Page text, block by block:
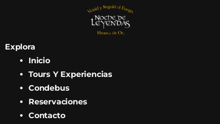
Explora
Inicio
Tours Y Experiencias
Condebus
Reservaciones
Contacto